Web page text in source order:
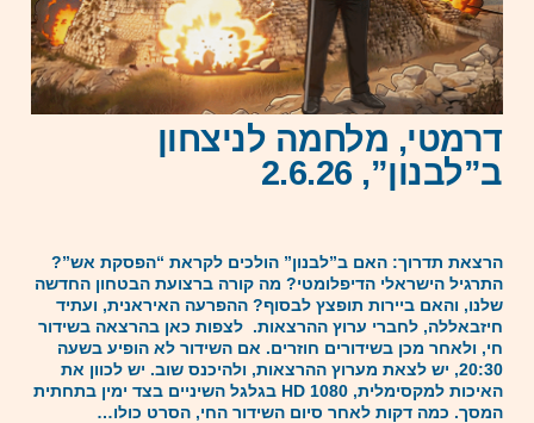
דרמטי, מלחמה לניצחון
ב”לבנון”, 2.6.26
הרצאת תדרוך: האם ב”לבנון” הולכים לקראת “הפסקת אש”?
התרגיל הישראלי הדיפלומטי? מה קורה ברצועת הבטחון החדשה
שלנו, והאם ביירות תופצץ לבסוף? ההפרעה האיראנית, ועתיד
חיזבאללה, לחברי ערוץ ההרצאות. לצפות כאן בהרצאה בשידור
חי, ולאחר מכן בשידורים חוזרים. אם השידור לא הופיע בשעה
20:30, יש לצאת מערוץ ההרצאות, ולהיכנס שוב. יש לכוון את
האיכות למקסימלית, 1080 HD בגלגל השיניים בצד ימין בתחתית
המסך. כמה דקות לאחר סיום השידור החי, הסרט כולו…